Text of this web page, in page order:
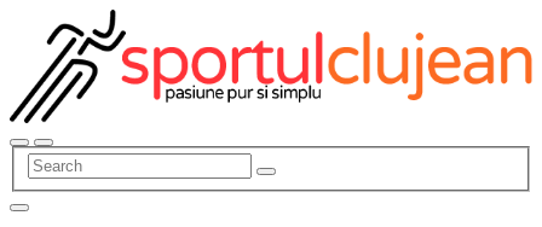
content